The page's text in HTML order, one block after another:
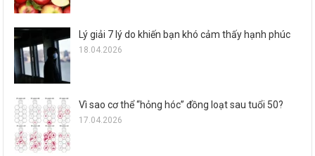
Lý giải 7 lý do khiến bạn khó cảm thấy hạnh phúc
18.04.2026
Vì sao cơ thể “hỏng hóc” đồng loạt sau tuổi 50?
17.04.2026